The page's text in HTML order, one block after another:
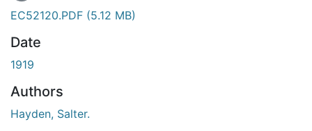
En cours de chargement...
EC52120.PDF (5.12 MB)
Date
1919
Authors
Hayden, Salter.